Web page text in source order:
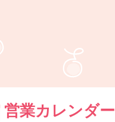
営業カレンダー